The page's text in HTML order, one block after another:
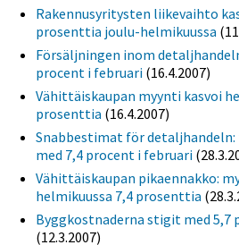
Rakennusyritysten liikevaihto
prosenttia joulu-helmikuussa
Försäljningen inom
procent i februari (16.4.2007)
Vähittäiskaupan myynti kasvoi
prosenttia (16.4.2007)
Snabbestimat för
med 7,4 procent i februari
Vähittäiskaupan pikaennakko:
helmikuussa 7,4 prosenttia
Byggkostnaderna stigit med 5,7
(12.3.2007)